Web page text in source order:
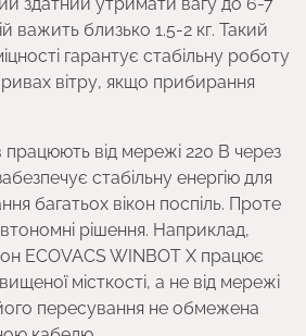
важить близько 1.5-2 кг. Такий
гарантує стабільну роботу
вітру, якщо прибирання
працюють від мережі 220 В через
стабільну енергію для
багатьох вікон поспіль. Проте
рішення. Наприклад,
ECOVACS WINBOT X працює
місткості, а не від мережі
пересування не обмежена